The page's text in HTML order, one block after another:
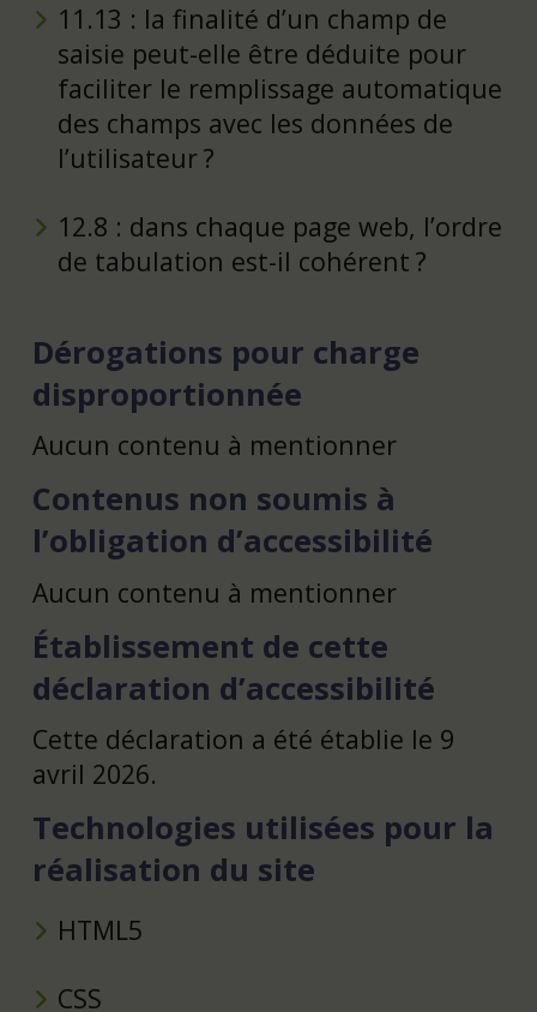
11.13 : la finalité d’un champ de
saisie peut-elle être déduite pour
faciliter le remplissage automatique
des champs avec les données de
l’utilisateur ?
12.8 : dans chaque page web, l’ordre
de tabulation est-il cohérent ?
Dérogations pour charge
disproportionnée
Aucun contenu à mentionner
Contenus non soumis à
l’obligation d’accessibilité
Aucun contenu à mentionner
Établissement de cette
déclaration d’accessibilité
Cette déclaration a été établie le 9
avril 2026.
Technologies utilisées pour la
réalisation du site
HTML5
CSS